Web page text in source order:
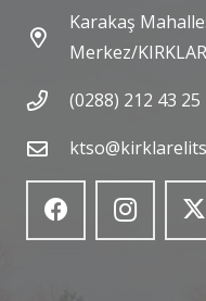
Karakaş
Merkez/
(0288) 212 43 25